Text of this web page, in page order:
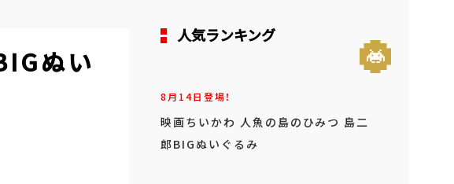
ぬい
人気ランキング
8月14日登場！
映画ちいかわ 人魚の島のひみつ 島二
郎BIGぬいぐるみ